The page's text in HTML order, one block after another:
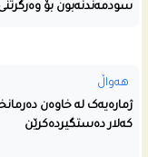
سودمەندنەبون بۆ
هەواڵ
ژمارەیەک لە خاوەن
کەلار دەستگیردەکرێن